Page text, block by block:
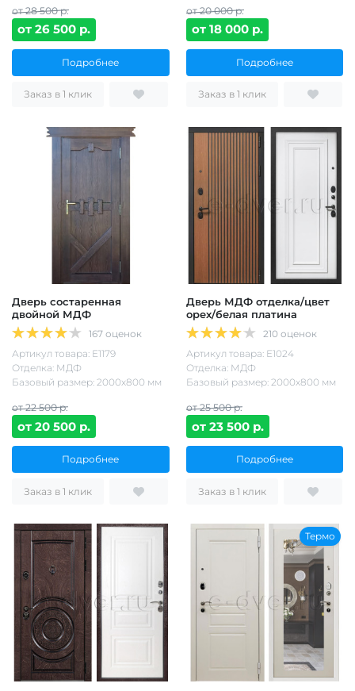
от 28 500 р.
от 26 500 р.
Подробнее
Заказ в 1 клик
от 20 000 р.
от 18 000 р.
Подробнее
Заказ в 1 клик
Дверь состаренная
двойной МДФ
167 оценок
Артикул товара: Е1179
Отделка: МДФ
Базовый размер: 2000х800 мм
от 22 500 р.
от 20 500 р.
Подробнее
Заказ в 1 клик
Дверь МДФ отделка/цвет
орех/белая платина
210 оценок
Артикул товара: Е1024
Отделка: МДФ
Базовый размер: 2000х800 мм
от 25 500 р.
от 23 500 р.
Подробнее
Заказ в 1 клик
Термо